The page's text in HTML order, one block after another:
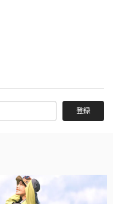
登録
喜んでました。